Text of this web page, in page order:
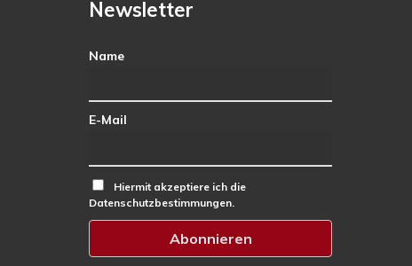
Newsletter
Name
E-Mail
Hiermit akzeptiere ich die
Datenschutzbestimmungen.